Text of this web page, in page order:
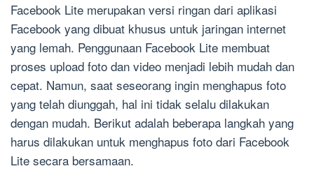
Facebook Lite merupakan versi ringan dari aplikasi
Facebook yang dibuat khusus untuk jaringan internet
yang lemah. Penggunaan Facebook Lite membuat
proses upload foto dan video menjadi lebih mudah dan
cepat. Namun, saat seseorang ingin menghapus foto
yang telah diunggah, hal ini tidak selalu dilakukan
dengan mudah. Berikut adalah beberapa langkah yang
harus dilakukan untuk menghapus foto dari Facebook
Lite secara bersamaan.